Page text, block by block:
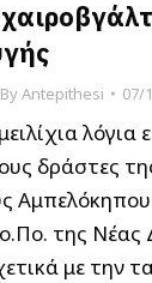
ByAntepithesi 07/
λόγια
δράστες
της Νέας
με την